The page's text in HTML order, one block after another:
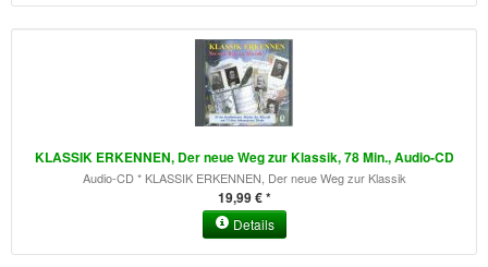
KLASSIK ERKENNEN, Der neue Weg zur Klassik, 78 Min., Audio-CD
Audio-CD * KLASSIK ERKENNEN, Der neue Weg zur Klassik
19,99 € *
Details